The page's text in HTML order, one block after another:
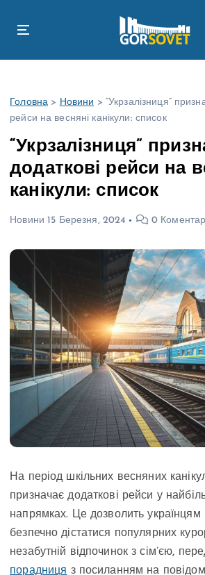
Головна > Новини > “Укрзалізниця”
рейси на весняні канікули: список
“Укрзалізниця”
додаткові рейси на
канікули: список
Новини 15 Березня, 2024 0
На період шкільних весняних
призначає додаткові рейси у
напрямках. Це дозволить
безпечно дістатися популярних
незабутній відпочинок з сім’єю,
порадниця з посиланням на